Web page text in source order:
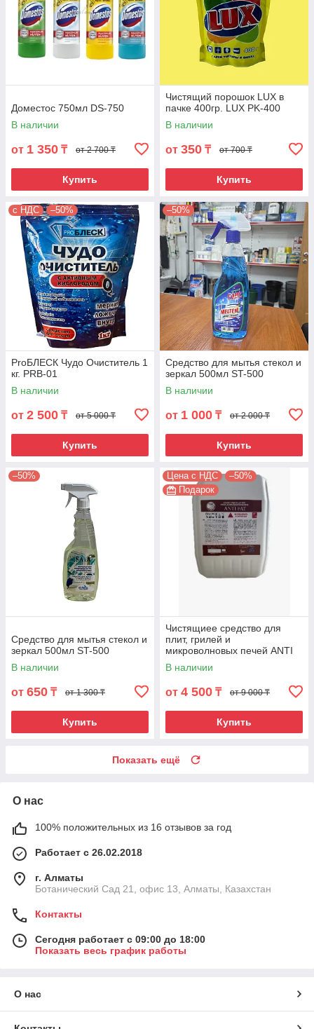
Доместос 750мл DS-750
В наличии
от 1 350 ₸ от 2 700 ₸
Купить
Чистящий порошок LUX в
пачке 400гр. LUX PK-400
В наличии
от 350 ₸ от 700 ₸
Купить
с НДС –50%
ProБЛЕСК Чудо Очиститель 1
кг. PRB-01
В наличии
от 2 500 ₸ от 5 000 ₸
Купить
–50%
Средство для мытья стекол и
зеркал 500мл ST-500
В наличии
от 1 000 ₸ от 2 000 ₸
Купить
–50%
Средство для мытья стекол и
зеркал 500мл ST-500
В наличии
от 650 ₸ от 1 300 ₸
Купить
Цена с НДС
–50%
Подарок
Чистящиее средство для
плит, грилей и
микроволновых печей ANTI
FETT LIGHT 5кг. AJ-5
В наличии
от 4 500 ₸ от 9 000 ₸
Купить
Показать ещё
О нас
100% положительных из 16 отзывов за год
Работает с 26.02.2018
г. Алматы
Ботанический Сад 21, офис 13, Алматы, Казахстан
Контакты
Сегодня работает с 09:00 до 18:00
Показать весь график работы
О нас